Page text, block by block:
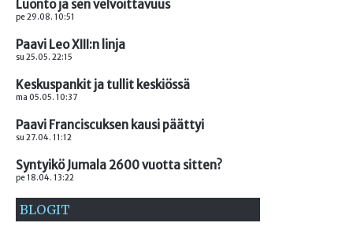
Luonto ja sen velvoittavuus
pe 29.08. 10:51
Paavi Leo XIII:n linja
su 25.05. 22:15
Keskuspankit ja tullit keskiössä
ma 05.05. 10:37
Paavi Franciscuksen kausi päättyi
su 27.04. 11:12
Syntyikö Jumala 2600 vuotta sitten?
pe 18.04. 13:22
BLOGIT